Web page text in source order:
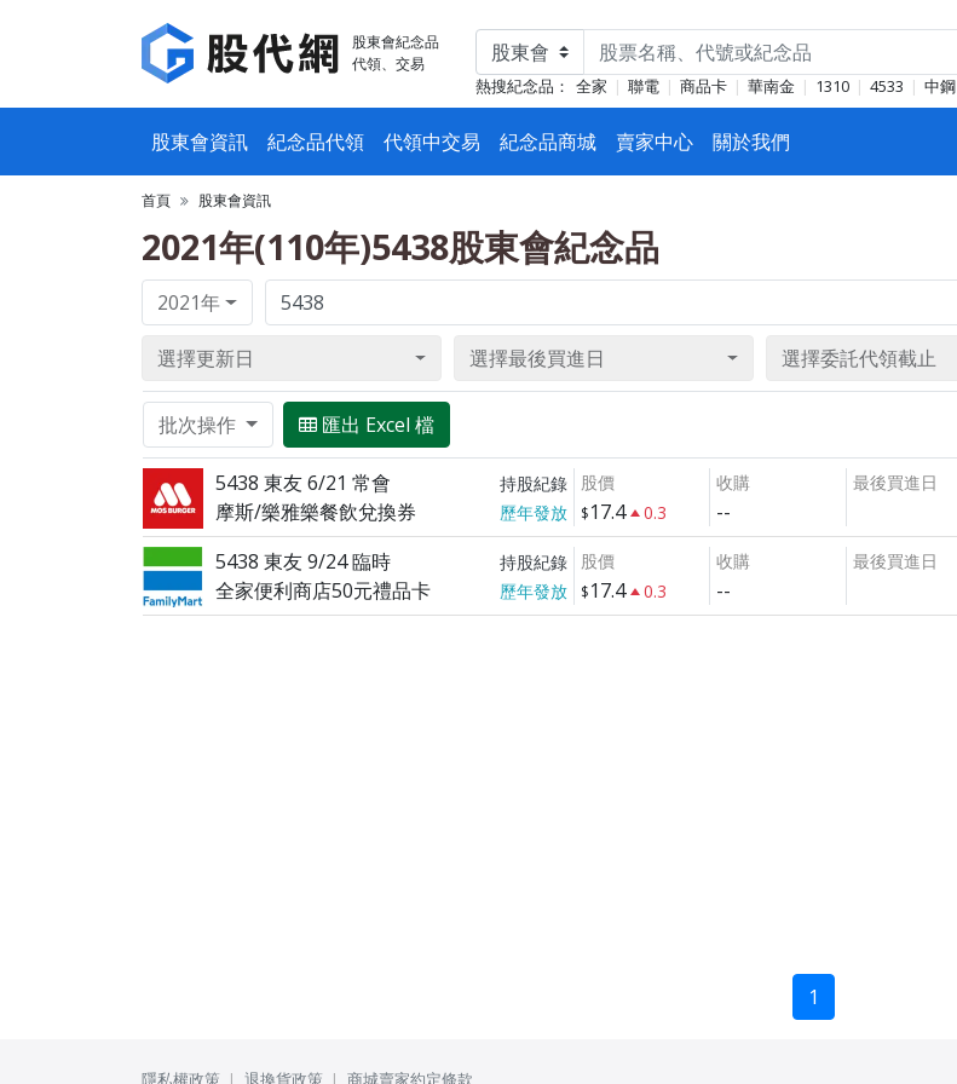
股東會紀念品
代領、交易
熱搜紀念品： 全家 聯電 商品卡 華南金 1310 4533 中鋼
股東會資訊 紀念品代領 代領中交易 紀念品商城 賣家中心 關於我們
首頁 股東會資訊
2021年(110年)5438股東會紀念品
2021年
選擇更新日 選擇最後買進日 選擇委託代領截止
批次操作 匯出 Excel 檔
5438 東友 6/21 常會 持股紀錄
摩斯/樂雅樂餐飲兌換券 歷年發放
股價
17.4 0.3
收購
--
最後買進日
5438 東友 9/24 臨時
持股紀錄
全家便利商店50元禮品卡 歷年發放
股價
17.4 0.3
收購
--
最後買進日
1
隱私權政策 退換貨政策 商城賣家約定條款